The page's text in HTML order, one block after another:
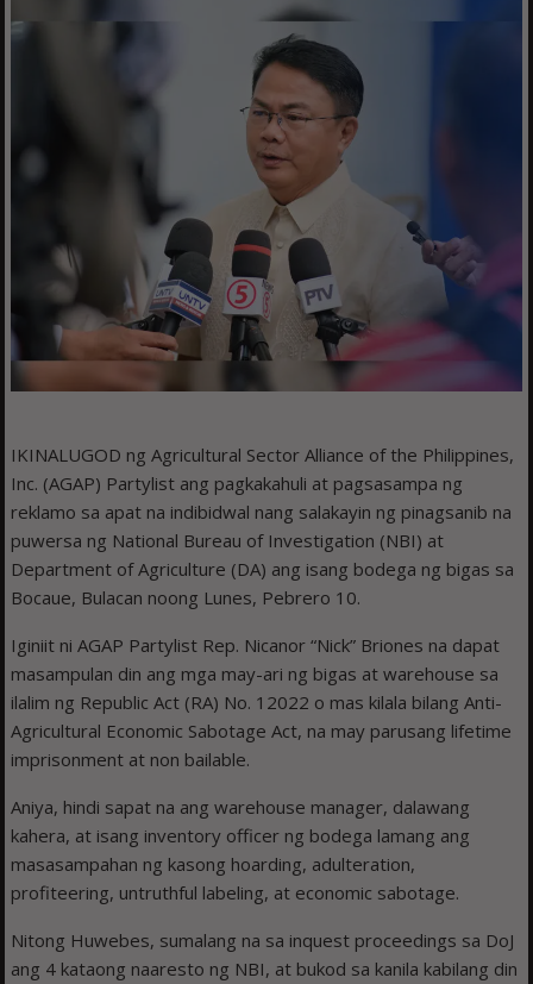
IKINALUGOD ng Agricultural Sector Alliance of the Philippines,
Inc. (AGAP) Partylist ang pagkakahuli at pagsasampa ng
reklamo sa apat na indibidwal nang salakayin ng pinagsanib na
puwersa ng National Bureau of Investigation (NBI) at
Department of Agriculture (DA) ang isang bodega ng bigas sa
Bocaue, Bulacan noong Lunes, Pebrero 10.
Iginiit ni AGAP Partylist Rep. Nicanor “Nick” Briones na dapat
masampulan din ang mga may-ari ng bigas at warehouse sa
ilalim ng Republic Act (RA) No. 12022 o mas kilala bilang Anti-
Agricultural Economic Sabotage Act, na may parusang lifetime
imprisonment at non bailable.
Aniya, hindi sapat na ang warehouse manager, dalawang
kahera, at isang inventory officer ng bodega lamang ang
masasampahan ng kasong hoarding, adulteration,
profiteering, untruthful labeling, at economic sabotage.
Nitong Huwebes, sumalang na sa inquest proceedings sa DoJ
ang 4 kataong naaresto ng NBI, at bukod sa kanila kabilang din